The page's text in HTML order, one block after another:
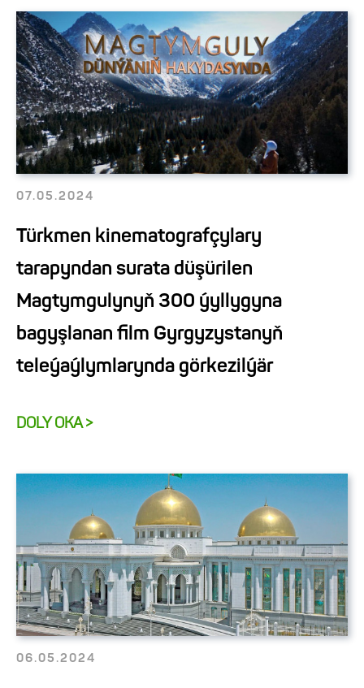
07.05.2024
Türkmen kinematografçylary
tarapyndan surata düşürilen
Magtymgulynyň 300 ýyllygyna
bagyşlanan film Gyrgyzystanyň
teleýaýlymlarynda görkezilýär
DOLY OKA >
06.05.2024